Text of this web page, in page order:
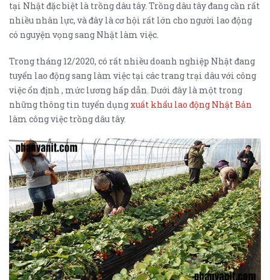
tại Nhật đặc biệt là trồng dâu tây. Trồng dâu tây đang cần rất
nhiều nhân lực, và đây là cơ hội rất lớn cho người lao động
có nguyện vọng sang Nhật làm việc.
Trong tháng 12/2020, có rất nhiều doanh nghiệp Nhật đang
tuyển lao động sang làm việc tại các trang trại dâu với công
việc ổn định , mức lương hấp dẫn. Dưới đây là một trong
những thông tin tuyển dụng xuất khẩu lao động Nhật Bản
làm công việc trồng dâu tây.